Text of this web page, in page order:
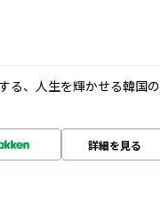
る、人生を輝かせる韓国の
詳細を見る